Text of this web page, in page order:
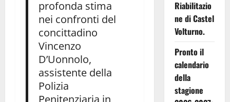
profonda stima
nei confronti del
concittadino
Vincenzo
D’Uonnolo,
assistente della
Polizia
Penitenziaria in
Riabilitazio
ne di Castel
Volturno.
Pronto il
calendario
della
stagione